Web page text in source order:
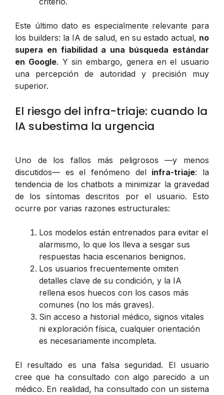
Este último dato es especialmente relevante para
los builders: la IA de salud, en su estado actual, no
supera en fiabilidad a una búsqueda estándar
en Google. Y sin embargo, genera en el usuario
una percepción de autoridad y precisión muy
superior.
El riesgo del infra-triaje: cuando la
IA subestima la urgencia
Uno de los fallos más peligrosos —y menos
discutidos— es el fenómeno del infra-triaje: la
tendencia de los chatbots a minimizar la gravedad
de los síntomas descritos por el usuario. Esto
ocurre por varias razones estructurales:
Los modelos están entrenados para evitar el
alarmismo, lo que los lleva a sesgar sus
respuestas hacia escenarios benignos.
Los usuarios frecuentemente omiten
detalles clave de su condición, y la IA
rellena esos huecos con los casos más
comunes (no los más graves).
Sin acceso a historial médico, signos vitales
ni exploración física, cualquier orientación
es necesariamente incompleta.
El resultado es una falsa seguridad. El usuario
cree que ha consultado con algo parecido a un
médico. En realidad, ha consultado con un sistema